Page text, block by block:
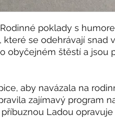
poklady s
které se odehrávají snad
obyčejném štěstí a jsou
aby navázala na
zajímavý program
Ladou